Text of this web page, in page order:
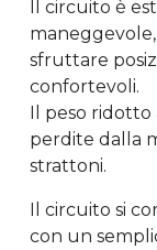
Il circuito è
sfruttare
confortevoli.
Il peso ridotto
perdite dalla
strattoni.
Il circuito si
con un